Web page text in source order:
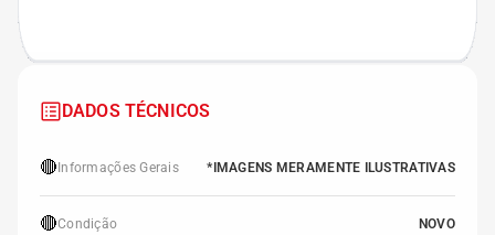
DADOS TÉCNICOS
🔴 Informações Gerais *IMAGENS MERAMENTE ILUSTRATIVAS
🔴Condição NOVO